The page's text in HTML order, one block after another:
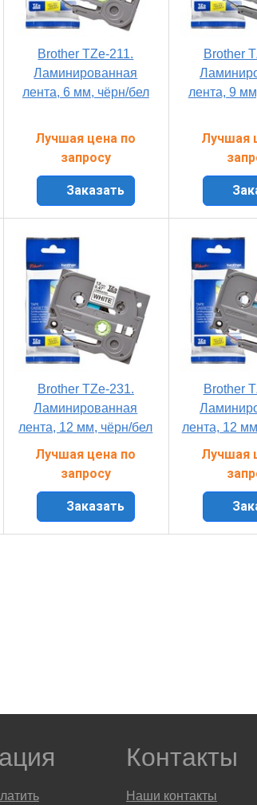
Brother TZe-211.
Ламинированная
лента, 6 мм, чёрн/бел
Лучшая цена по
запросу
Заказать
Brother
лента, 9
Лучшая
Brother TZe-231.
Ламинированная
лента, 12 мм, чёрн/бел
Лучшая цена по
запросу
Заказать
Brother
лента, 12
Лучшая
Контакты
Наши контакты